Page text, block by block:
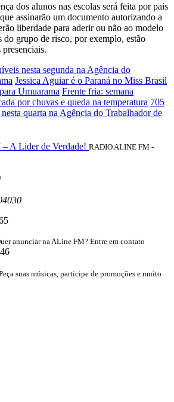
dos alunos nas escolas será feita por pais
assinarão um documento autorizando a
liberdade para aderir ou não ao modelo
do grupo de risco, por exemplo, estão
nesta segunda na Agência do
Jessica Aguiar é o Paraná no Miss Brasil
Umuarama Frente fria: semana
por chuvas e queda na temperatura 705
quarta na Agência do Trabalhador de
RADIO ALINE FM -
anunciar na ALine FM? Entre em contato
suas músicas, participe de promoções e muito